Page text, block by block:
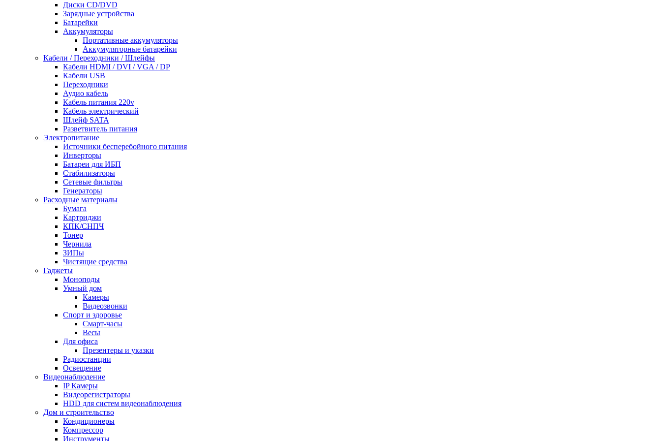
Диски CD/DVD
Зарядные устройства
Батарейки
Аккумуляторы
Портативные аккумуляторы
Аккумуляторные батарейки
Кабели / Переходники / Шлейфы
Кабели HDMI / DVI / VGA / DP
Кабели USB
Переходники
Аудио кабель
Кабель питания 220v
Кабель электрический
Шлейф SATA
Разветвитель питания
Электропитание
Источники бесперебойного питания
Инверторы
Батареи для ИБП
Стабилизаторы
Сетевые фильтры
Генераторы
Расходные материалы
Бумага
Картриджи
КПК/СНПЧ
Тонер
Чернила
ЗИПы
Чистящие средства
Гаджеты
Моноподы
Умный дом
Камеры
Видеозвонки
Спорт и здоровье
Смарт-часы
Весы
Для офиса
Презентеры и указки
Радиостанции
Освещение
Видеонаблюдение
IP Камеры
Видеорегистраторы
HDD для систем видеонаблюдения
Дом и строительство
Кондиционеры
Компрессор
Инструменты